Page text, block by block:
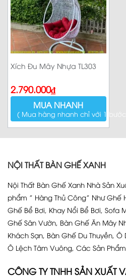
Xích Đu Mây Nhựa TL303
2.790.000₫
MUA NHANH
( Mua hàng nhanh chỉ với 1
NỘI THẤT BÀN GHẾ XANH
Nội Thất Bàn Ghế Xanh Nhà Sản
phẩm ” Hàng Thủ Công” Như Ghế
Ghế Bể Bơi, Khay Nổi Bể Bơi, Sofa
Ghế Sân Vườn, Bàn Ghế Ăn Mây
Khách Sạn, Bàn Ghế Du Thuyền, Ô
Ô Lệch Tâm Vuông, Các Sản Phẩm
CÔNG TY TNHH SẢN XUẤT